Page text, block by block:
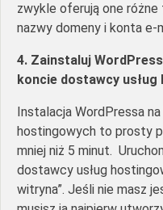
zwykle oferują one
nazwy domeny i konta e-
4. Zainstaluj
koncie dostawcy
Instalacja WordPressa
hostingowych to prosty
mniej niż 5 minut.
dostawcy usług
witryna”. Jeśli nie masz